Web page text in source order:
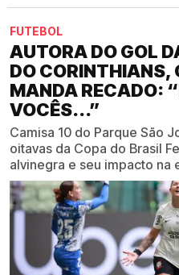
FUTEBOL
AUTORA DO GOL
DO
MANDA RECADO:
VOCÊS...”
Camisa 10 do Parque São
oitavas da Copa do Brasil
alvinegra e seu impacto na